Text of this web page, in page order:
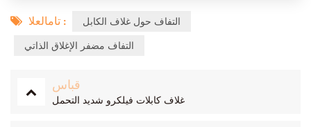
تامالعلا : التفاف حول غلاف الكابل
التفاف مضفر الإغلاق الذاتي
قباس
غلاف كابلات فيلكرو شديد التحمل